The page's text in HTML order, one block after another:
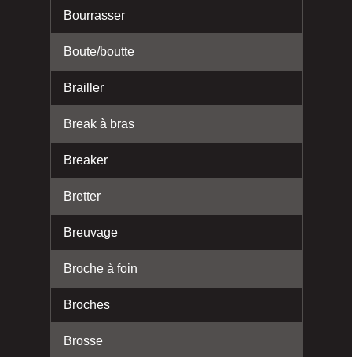
Bourrasser
Boute/boutte
Brailler
Break à bras
Breaker
Bretter
Breuvage
Broche à foin
Broches
Brosse